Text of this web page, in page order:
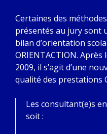
Certaines des
présentés au jury sont
bilan d’orientation
ORIENTACTION.
2009, il s’agit d’une
qualité des prestations
Les consultant(e)s
soit :